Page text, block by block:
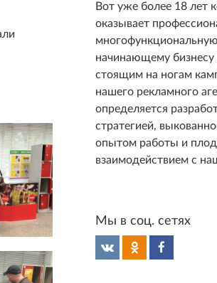
Вот уже более 18 лет
оказывает
начинающему бизнесу
стоящим на ногам
нашего рекламного
определяется
стратегией,
опытом работы и
взаимодействием с
Мы в соц. сетях